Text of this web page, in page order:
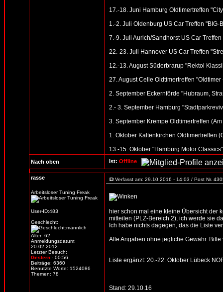
17.-18. Juni Hamburg Oldtimertreffen
1.-2. Juli Oldenburg US Car Treffen
7.-9. Juli Aurich/Sandhorst US Car
22.-23. Juli Hannover US Car Treffen
12.-13. August Süderbrarup "Rektol
27. August Celle Oldtimertreffen "Oldtimer
2. September Eckernförde "Hubraum,
2.- 3. September Hamburg
3. September Krempe Oldtimertreffen
1. Oktober Kaltenkirchen Oldtimertreffen
13.-15. Oktober "Hamburg Motor
Nach oben Ist: Offline
rasse
Arbeitsloser Tuning Freak
User-ID:483
Geschlecht:
Alter: 62
Anmeldungsdatum:
20.02.2012
Letzter Besuch:
Gestern - 00:56
Beiträge: 6360
Benutzte Worte: 1524086
Themen: 78
Verfasst am: 29.10.2016 - 14:03 / Post Nr.
hier schon mal eine kleine Übersicht der
mitteilen (PLZ-Bereich 2), ich werde sie
Ich habe nichts dagegen, das die Liste
Alle Angaben ohne jegliche Gewähr.
Liste ergänzt: 20.-22. Oktober Lübeck
Stand: 29.10.16